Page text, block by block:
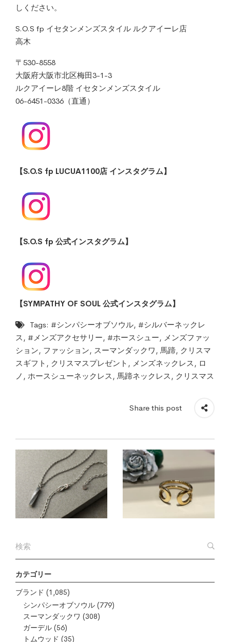
カテゴリー
ブランド (1,085)
シンパシーオブソウル (779)
スーマンダックワ (308)
ガーデル (56)
トムウッド (35)
しください。
S.O.S fp イセタンメンズスタイル ルクアイーレ店
高木
〒530-8558
大阪府大阪市北区梅田3-1-3
ルクアイーレ8階 イセタンメンズスタイル
06-6451-0336（直通）
【S.O.S fp LUCUA1100店 インスタグラム】
【S.O.S fp 公式インスタグラム】
【SYMPATHY OF SOUL 公式インスタグラム】
Tags: #シンパシーオブソウル, #シルバーネックレ
ス , #メンズアクセサリー, #ホースシュー, メンズファッ
ション, ファッション, スーマンダックワ , 馬蹄, クリスマ
スギフト , クリスマスプレゼント , メンズネックレス , ロ
ノ , ホースシューネックレス , 馬蹄ネックレス , クリスマス
Share this post